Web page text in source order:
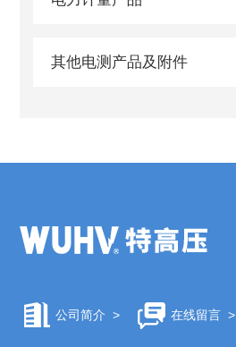
其他电测产品及附件
公司简介 > 在线留言>